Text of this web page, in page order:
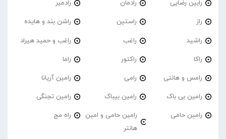
رابین رضایی رادمان رادمیر
راز راستین راشن بند و هایده
راشید راغب راغب و حمید هیراد
راکا راکتور راما
رامس و هانتی رامی رامین آریانا
رامین بی باک رامین بیباک رامین تجنگی
رامین حامی
رامین حامی و امین
هانتر
راه مج